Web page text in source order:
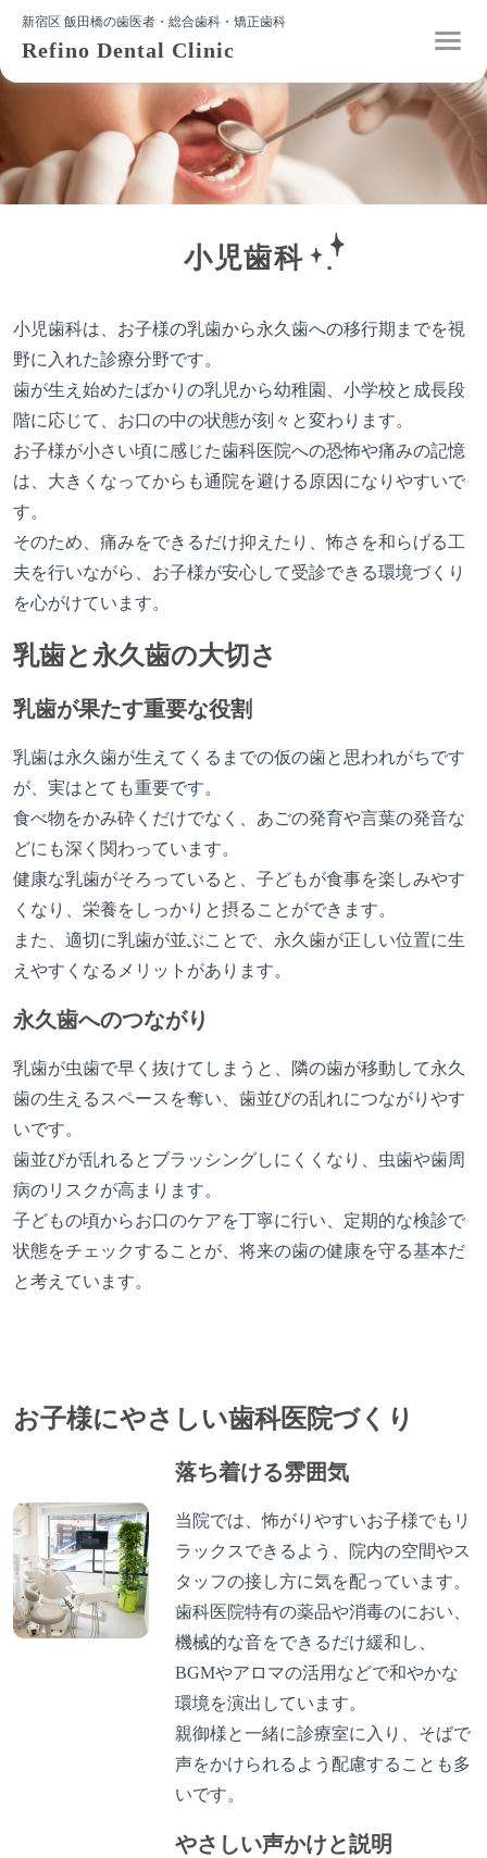
新宿区 飯田橋の歯医者・総合歯科・矯正歯科
Refino Dental Clinic
小児歯科
小児歯科は、お子様の乳歯から永久歯への移行期までを視
野に入れた診療分野です。
歯が生え始めたばかりの乳児から幼稚園、小学校と成長段
階に応じて、お口の中の状態が刻々と変わります。
お子様が小さい頃に感じた歯科医院への恐怖や痛みの記憶
は、大きくなってからも通院を避ける原因になりやすいで
す。
そのため、痛みをできるだけ抑えたり、怖さを和らげる工
夫を行いながら、お子様が安心して受診できる環境づくり
を心がけています。
乳歯と永久歯の大切さ
乳歯が果たす重要な役割
乳歯は永久歯が生えてくるまでの仮の歯と思われがちです
が、実はとても重要です。
食べ物をかみ砕くだけでなく、あごの発育や言葉の発音な
どにも深く関わっています。
健康な乳歯がそろっていると、子どもが食事を楽しみやす
くなり、栄養をしっかりと摂ることができます。
また、適切に乳歯が並ぶことで、永久歯が正しい位置に生
えやすくなるメリットがあります。
永久歯へのつながり
乳歯が虫歯で早く抜けてしまうと、隣の歯が移動して永久
歯の生えるスペースを奪い、歯並びの乱れにつながりやす
いです。
歯並びが乱れるとブラッシングしにくくなり、虫歯や歯周
病のリスクが高まります。
子どもの頃からお口のケアを丁寧に行い、定期的な検診で
状態をチェックすることが、将来の歯の健康を守る基本だ
と考えています。
お子様にやさしい歯科医院づくり
落ち着ける雰囲気
当院では、怖がりやすいお子様でもリ
ラックスできるよう、院内の空間やス
タッフの接し方に気を配っています。
歯科医院特有の薬品や消毒のにおい、
機械的な音をできるだけ緩和し、
BGMやアロマの活用などで和やかな
環境を演出しています。
親御様と一緒に診療室に入り、そばで
声をかけられるよう配慮することも多
いです。
やさしい声かけと説明